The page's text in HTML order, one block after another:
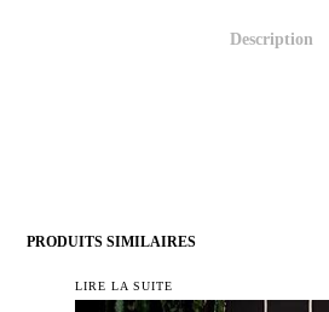
Description
PRODUITS SIMILAIRES
LIRE LA SUITE